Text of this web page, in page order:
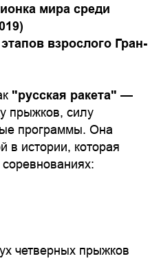
мира среди
взрослого Гран-
"русская ракета" —
прыжков, силу
программы. Она
в истории, которая
четверных прыжков